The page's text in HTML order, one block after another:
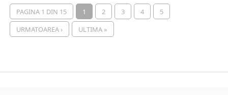
PAGINA 1 DIN 15 1 2 3 4
5
URMATOAREA ›
ULTIMA »